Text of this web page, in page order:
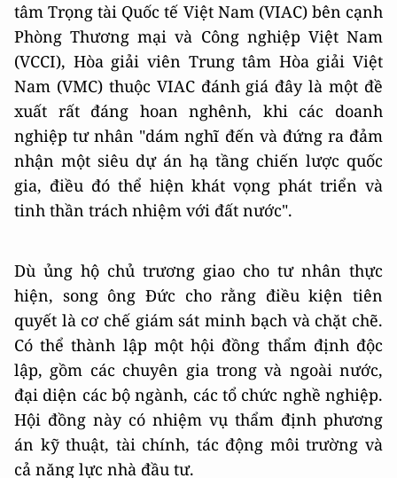
tâm Trọng tài Quốc tế Việt Nam (VIAC) bên cạnh
Phòng Thương mại và Công nghiệp Việt Nam
(VCCI), Hòa giải viên Trung tâm Hòa giải Việt
Nam (VMC) thuộc VIAC đánh giá đây là một đề
xuất rất đáng hoan nghênh, khi các doanh
nghiệp tư nhân "dám nghĩ đến và đứng ra đảm
nhận một siêu dự án hạ tầng chiến lược quốc
gia, điều đó thể hiện khát vọng phát triển và
tinh thần trách nhiệm với đất nước".
Dù ủng hộ chủ trương giao cho tư nhân thực
hiện, song ông Đức cho rằng điều kiện tiên
quyết là cơ chế giám sát minh bạch và chặt chẽ.
Có thể thành lập một hội đồng thẩm định độc
lập, gồm các chuyên gia trong và ngoài nước,
đại diện các bộ ngành, các tổ chức nghề nghiệp.
Hội đồng này có nhiệm vụ thẩm định phương
án kỹ thuật, tài chính, tác động môi trường và
cả năng lực nhà đầu tư.